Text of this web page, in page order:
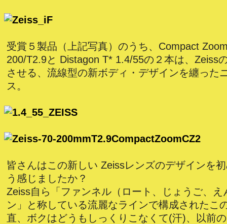
受賞５製品（上記写真）のうち、Compact
200/T2.9と Distagon T* 1.4/55の２本は、Zeiss
させる、流線型の新ボディ・デザインを纏った
ス。
皆さんはこの新しい Zeissレンズのデザインを
う感じましたか？
Zeiss自ら「ファンネル（ロート、じょうご、え
ン」と称している流麗なラインで構成されたこ
直、ボクはどうもしっくりこなくて(汗)、以前